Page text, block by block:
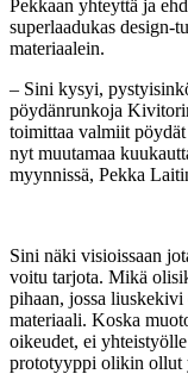
Pekkaan yhteyttä ja
superlaadukas
materiaalein.
– Sini kysyi,
pöydänrunkoja
toimittaa valmiit
nyt muutamaa
myynnissä, Pekka
Sini näki visioissaan
voitu tarjota. Mikä
pihaan, jossa
materiaali. Koska
oikeudet, ei
prototyyppi olikin ollut